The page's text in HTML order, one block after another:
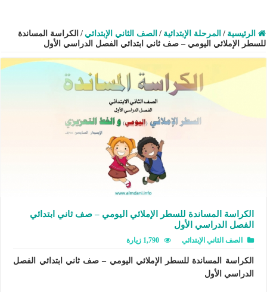
الرئيسية / المرحلة الإبتدائية / الصف الثاني الإبتدائي / الكراسة المساندة
للسطر الإملائي اليومي – صف ثاني ابتدائي الفصل الدراسي الأول
الكراسة المساندة للسطر الإملائي اليومي – صف ثاني ابتدائي
الفصل الدراسي الأول
الصف الثاني الإبتدائي 1,790 زيارة
الكراسة المساندة للسطر الإملائي اليومي – صف ثاني ابتدائي الفصل
الدراسي الأول